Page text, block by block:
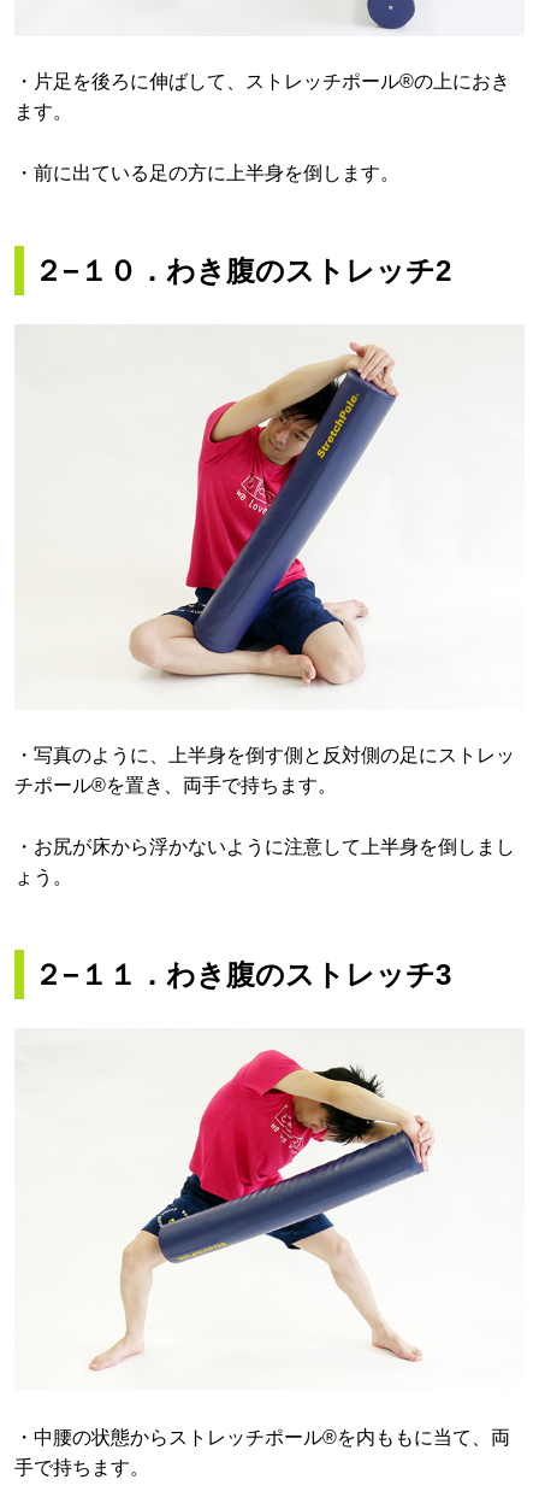
・片足を後ろに伸ばして、ストレッチポール®の上におき
ます。
・前に出ている足の方に上半身を倒します。
２−１０．わき腹のストレッチ2
・写真のように、上半身を倒す側と反対側の足にストレッ
チポール®を置き、両手で持ちます。
・お尻が床から浮かないように注意して上半身を倒しまし
ょう。
２−１１．わき腹のストレッチ3
・中腰の状態からストレッチポール®を内ももに当て、両
手で持ちます。